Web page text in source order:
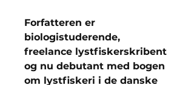
Forfatteren er
biologistuderende,
freelance lystfiskerskribent
og nu debutant med bogen
om lystfiskeri i de danske